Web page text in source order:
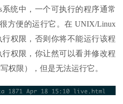
系统中，一个可执行的程序通常
方便的运行它。在 UNIX/Linux
权限，否则你将不能运行该程
权限，你让然可以看并修改程
权限），但是无法运行它。